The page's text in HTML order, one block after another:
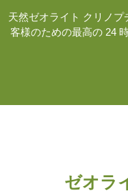
天然ゼオライト クリノ
客様のための最高の 24
ゼオラ